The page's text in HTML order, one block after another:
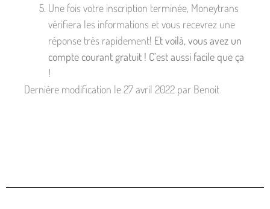
Une fois votre inscription terminée, Moneytrans
vérifiera les informations et vous recevrez une
réponse très rapidement! Et voilà, vous avez un
compte courant gratuit ! C’est aussi facile que ça
!
Dernière modification le 27 avril 2022 par Benoit